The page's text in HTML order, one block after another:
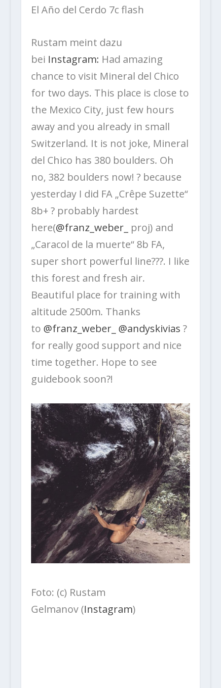
El Año del Cerdo 7c flash
Rustam meint dazu
bei Instagram: Had amazing
chance to visit Mineral del Chico
for two days. This place is close to
the Mexico City, just few hours
away and you already in small
Switzerland. It is not joke, Mineral
del Chico has 380 boulders. Oh
no, 382 boulders now! ? because
yesterday I did FA „Crêpe Suzette“
8b+ ? probably hardest
here(@franz_weber_ proj) and
„Caracol de la muerte“ 8b FA,
super short powerful line???. I like
this forest and fresh air.
Beautiful place for training with
altitude 2500m. Thanks
to @franz_weber_ @andyskivias ?
for really good support and nice
time together. Hope to see
guidebook soon?!
Foto: (c) Rustam
Gelmanov (Instagram)